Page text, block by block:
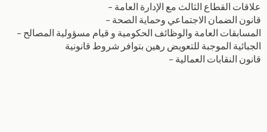
– علاقات القطاع الثالث مع الإدارة العامة
– قانون الضمان الاجتماعي وحماية الصحة
– المسابقات العامة والوظائف الحكومية و قيام مسؤولية المصالح
الجبائية الموجبة للتعويض رهين بتوافر شروط قانونية
– قانون النقابات العمالية